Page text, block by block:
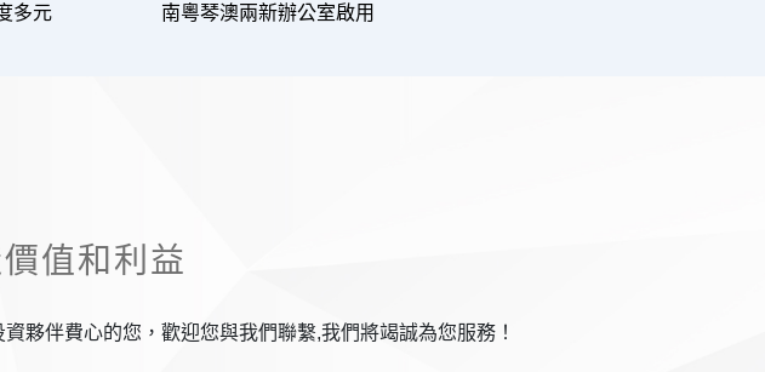
多元 南粵琴澳兩新辦公室啟用
值和利益
夥伴費心的您，歡迎您與我們聯繫,我們將竭誠為您服務！